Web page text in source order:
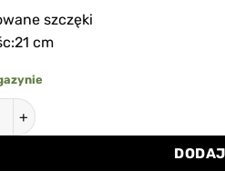
szczęki
cm
GEAR Cutting Plier 21 cm